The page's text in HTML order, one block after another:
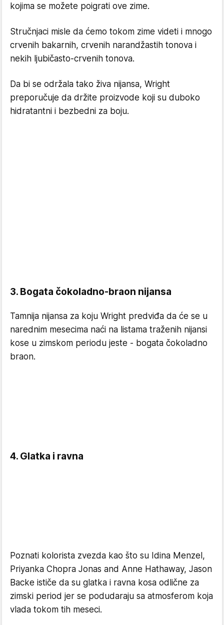
kojima se možete poigrati ove zime.
Stručnjaci misle da ćemo tokom zime videti i mnogo
crvenih bakarnih, crvenih narandžastih tonova i
nekih ljubičasto-crvenih tonova.
Da bi se održala tako živa nijansa, Wright
preporučuje da držite proizvode koji su duboko
hidratantni i bezbedni za boju.
3. Bogata čokoladno-braon nijansa
Tamnija nijansa za koju Wright predviđa da će se u
narednim mesecima naći na listama traženih nijansi
kose u zimskom periodu jeste - bogata čokoladno
braon.
4. Glatka i ravna
Poznati kolorista zvezda kao što su Idina Menzel,
Priyanka Chopra Jonas and Anne Hathaway, Jason
Backe ističe da su glatka i ravna kosa odlične za
zimski period jer se podudaraju sa atmosferom koja
vlada tokom tih meseci.